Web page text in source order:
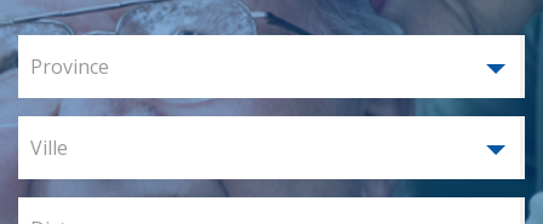
Province
Ville